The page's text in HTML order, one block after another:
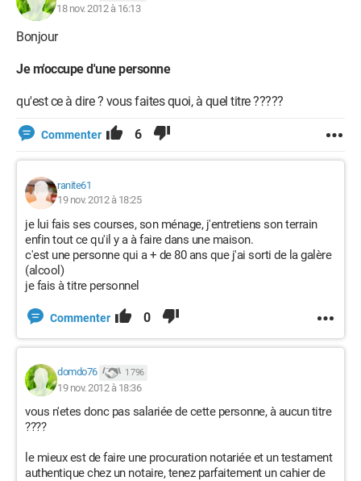
18 nov. 2012 à 16:13
Bonjour
Je m'occupe d'une personne
qu'est ce à dire ? vous faites quoi, à quel titre ?????
Commenter 6
ranite61
19 nov. 2012 à 18:25
je lui fais ses courses, son ménage, j'entretiens son terrain
enfin tout ce qu'il y a à faire dans une maison.
c'est une personne qui a + de 80 ans que j'ai sorti de la galère
(alcool)
je fais à titre personnel
Commenter 0
domdo76 1 796
19 nov. 2012 à 18:36
vous n'etes donc pas salariée de cette personne, à aucun titre
????
le mieux est de faire une procuration notariée et un testament
authentique chez un notaire, tenez parfaitement un cahier de